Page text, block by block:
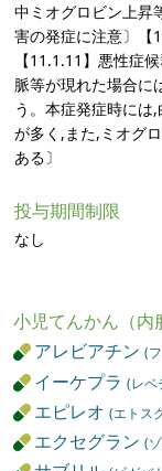
中ミオグロビン上昇
害の発症に注意〕【
【11.1.11】悪性症
脈等が現れた場合に
う。本症発症時には
が多く,また,ミオグ
ある〕
投与期間制限
なし
小児てんかん（内
アレビアチン(
イーケプラ(レベ
エピレオ(エトス
エクセグラン(